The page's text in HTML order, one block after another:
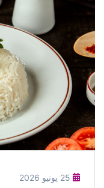
25 يونيو 2026